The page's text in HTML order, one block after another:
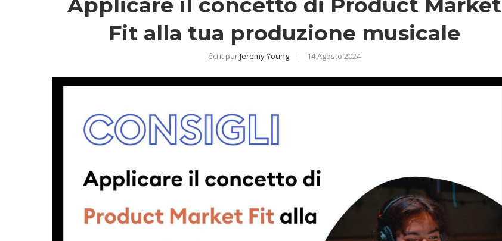
Fit alla tua produzione musicale
écrit parJeremy Young 14 Agosto 2024